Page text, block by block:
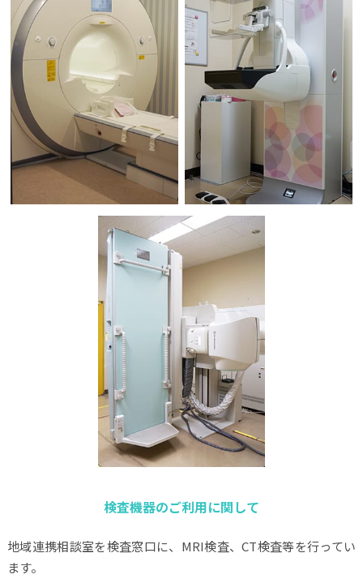
検査機器のご利用に関して
地域連携相談室を検査窓口に、MRI検査、CT検査等を行ってい
ます。